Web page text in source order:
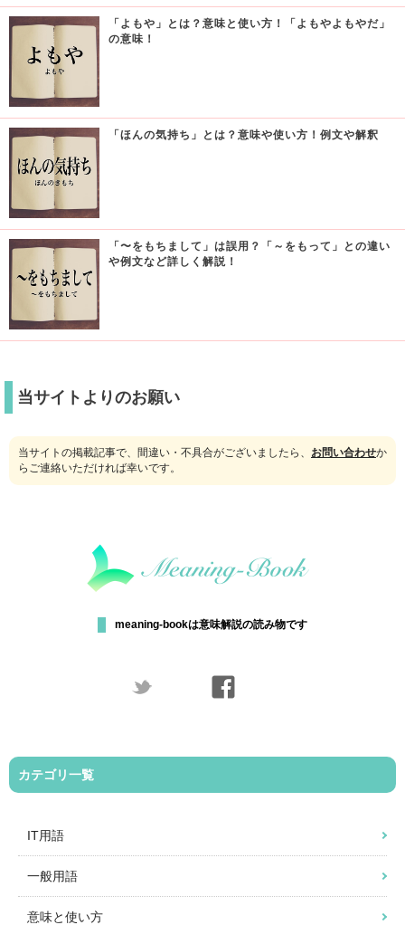
「よもや」とは？意味と使い方！「よもやよもやだ」
の意味！
「ほんの気持ち」とは？意味や使い方！例文や解釈
「〜をもちまして」は誤用？「～をもって」との違い
や例文など詳しく解説！
当サイトよりのお願い
当サイトの掲載記事で、間違い・不具合がございましたら、 お問い合わせか
らご連絡いただければ幸いです。
meaning-bookは意味解説の読み物です
カテゴリ一覧
IT用語
一般用語
意味と使い方